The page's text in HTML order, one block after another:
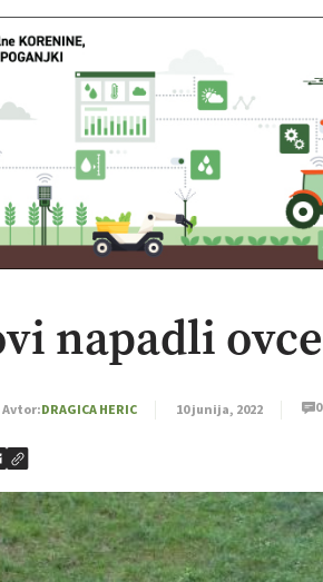
napadli ovce
Avtor:DRAGICA HERIC 10 junija, 2022 0